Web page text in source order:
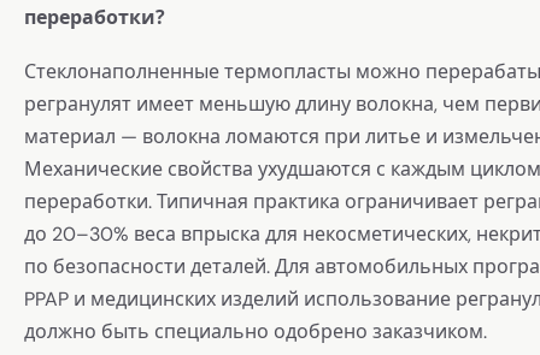
переработки?
Стеклонаполненные термопласты можно
регранулят имеет меньшую длину волокна, чем
материал — волокна ломаются при литье и
Механические свойства ухудшаются с каждым циклом
переработки. Типичная практика ограничивает
до 20–30% веса впрыска для некосметических,
по безопасности деталей. Для автомобильных
PPAP и медицинских изделий использование
должно быть специально одобрено заказчиком.